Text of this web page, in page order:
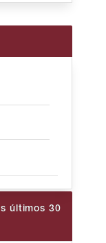
últimos 30